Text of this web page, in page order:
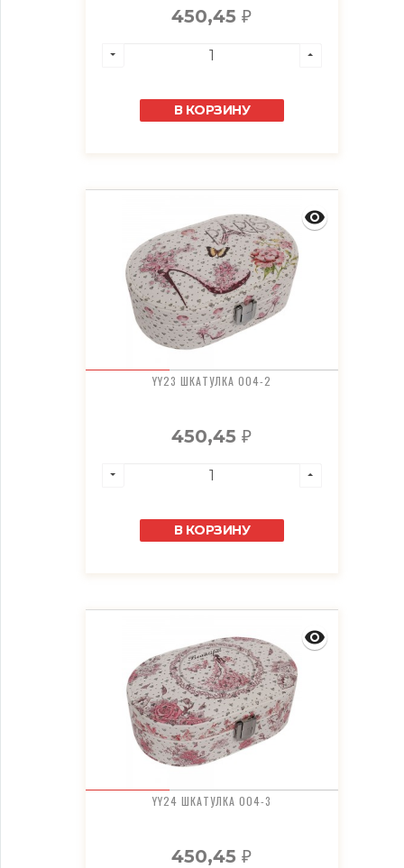
450,45₽
В КОРЗИНУ
YY23 ШКАТУЛКА 004-2
450,45₽
В КОРЗИНУ
YY24 ШКАТУЛКА 004-3
450,45₽